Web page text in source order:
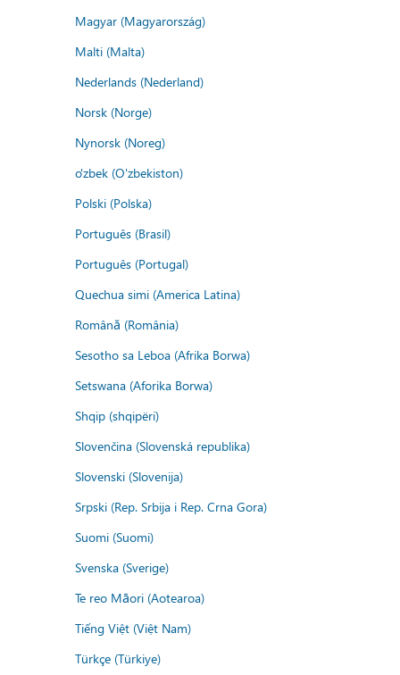
Magyar (Magyarország)
Malti (Malta)
Nederlands (Nederland)
Norsk (Norge)
Nynorsk (Noreg)
o'zbek (O'zbekiston)
Polski (Polska)
Português (Brasil)
Português (Portugal)
Quechua simi (America Latina)
Română (România)
Sesotho sa Leboa (Afrika Borwa)
Setswana (Aforika Borwa)
Shqip (shqipëri)
Slovenčina (Slovenská republika)
Slovenski (Slovenija)
Srpski (Rep. Srbija i Rep. Crna Gora)
Suomi (Suomi)
Svenska (Sverige)
Te reo Māori (Aotearoa)
Tiếng Việt (Việt Nam)
Türkçe (Türkiye)